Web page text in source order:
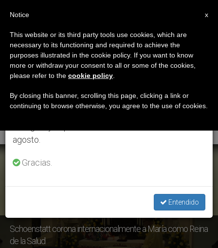
ETIQUETA
Posts Tagged
‘Coronación
Internacional’
ÚLTIMAS NOTICIAS
Schoenstatt corona internacionalmente a María como Reina
de la Salud
×
Aviso importante
Del 27 de julio al 7 de agosto haremos la pausa
anual, aprovechando que en el periodo de verano
se generan menos informaciones y también el
agosto.
Gracias.
Entendido
x
Notice
This website or its third party tools use cookies, which are
necessary to its functioning and required to achieve the
purposes illustrated in the cookie policy. If you want to know
more or withdraw your consent to all or some of the cookies,
please refer to the cookie policy
By closing this banner, scrolling this page, clicking a link or
continuing to browse otherwise, you agree to the use of cookies.